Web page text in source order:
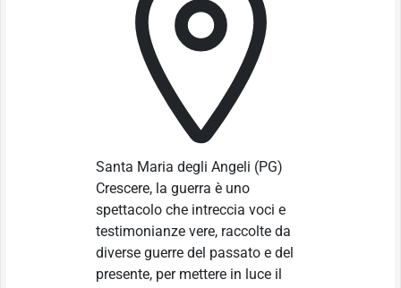
Santa Maria degli Angeli (PG)
Crescere, la guerra è uno
spettacolo che intreccia voci e
testimonianze vere, raccolte da
diverse guerre del passato e del
presente, per mettere in luce il